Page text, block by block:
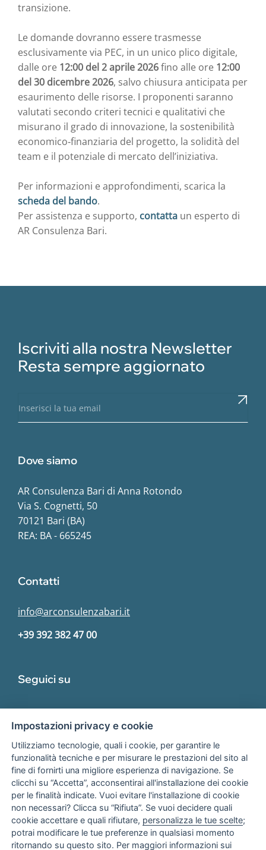
transizione.
Le domande dovranno essere trasmesse
esclusivamente via PEC, in un unico plico digitale,
dalle ore 12:00 del 2 aprile 2026fino alle ore 12:00
del 30 dicembre 2026, salvo chiusura anticipata per
esaurimento delle risorse. I proponenti saranno
valutati secondo criteri tecnici e qualitativi che
misurano il grado di innovazione, la sostenibilità
economico‑finanziaria del progetto, la solidità del
team e il potenziale di mercato dell’iniziativa.
Per informazioni e approfondimenti, scarica la
scheda del bando.
Per assistenza e supporto, contatta un esperto di
AR Consulenza Bari.
Iscriviti alla nostra Newsletter
Resta sempre aggiornato
Dove siamo
AR Consulenza Bari di Anna Rotondo
Via S. Cognetti, 50
70121 Bari (BA)
REA: BA - 665245
Contatti
+39 392 382 47 00
info@arconsulenzabari.it
Seguici su
Associato
Impostazioni privacy e cookie
Utilizziamo tecnologie, quali i cookie, per garantire le
funzionalità tecniche e per misurare le prestazioni del sito al
fine di fornirti una migliore esperienza di navigazione. Se
clicchi su “Accetta”, acconsentirai all'installazione dei cookie
per le finalità indicate. Vuoi evitare l'installazione di cookie
non necessari? Clicca su “Rifiuta”. Se vuoi decidere quali
cookie accettare e quali rifiutare, personalizza le tue scelte;
potrai modificare le tue preferenze in qualsiasi momento
ritornando su questo sito. Per maggiori informazioni sui